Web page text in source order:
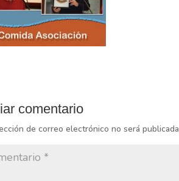
comentario
de correo electrónico no será